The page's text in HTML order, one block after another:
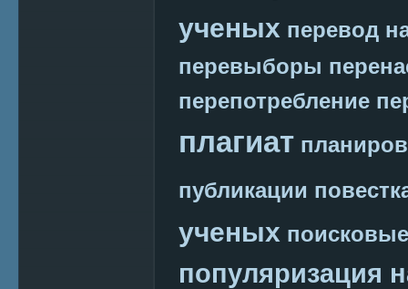
ученых перевод
перевыборы
перепотребление
плагиат
публикации
ученых
популяризация